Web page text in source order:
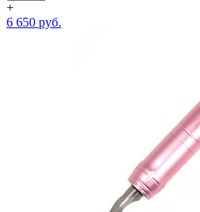
+
6 650 руб.